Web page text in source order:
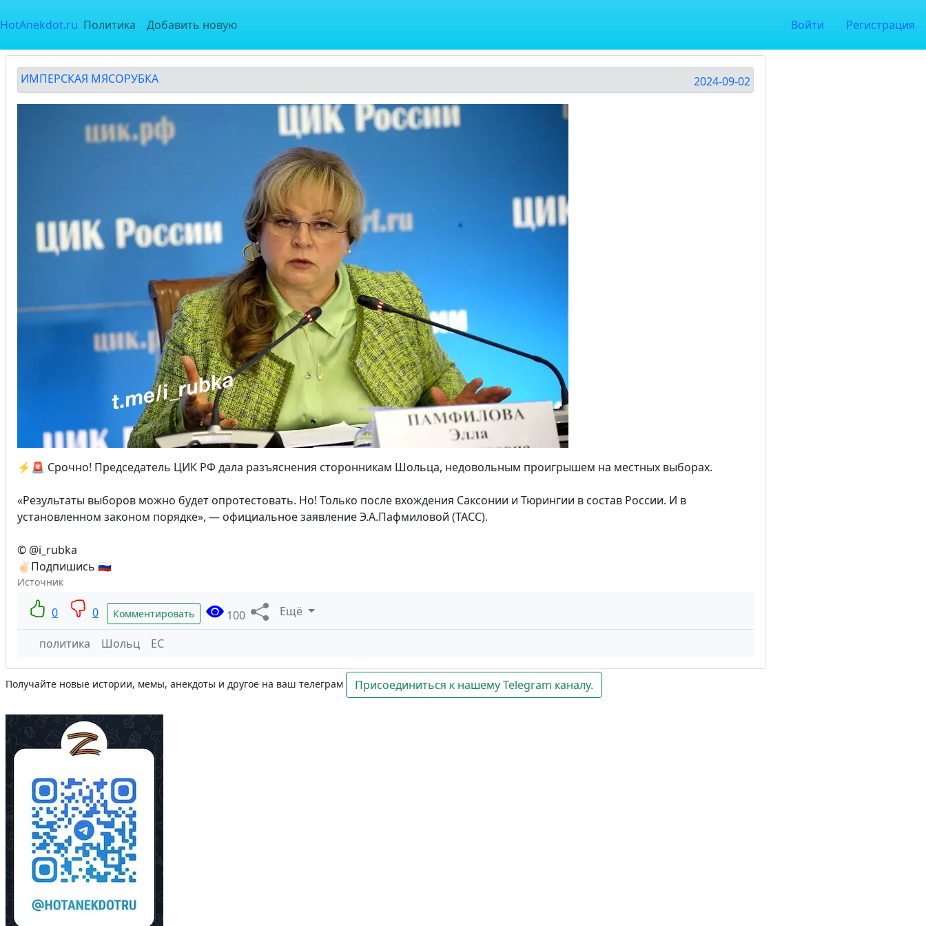
HotAnekdot.ru Политика Добавить новую Войти Регистрация
ИМПЕРСКАЯ МЯСОРУБКА 2024-09-02
⚡️🚨 Срочно! Председатель ЦИК РФ дала разъяснения сторонникам Шольца, недовольным проигрышем на местных выборах.
«Результаты выборов можно будет опротестовать. Но! Только после вхождения Саксонии и Тюрингии в состав России. И в
установленном законом порядке», — официальное заявление Э.А.Пафмиловой (ТАСС).
© @i_rubka
✌🏻Подпишись 🇷🇺
Источник
0 0 Комментировать 100 Ещё
политика Шольц ЕС
Получайте новые истории, мемы, анекдоты и другое на ваш телеграм Присоединиться к нашему Telegram каналу.